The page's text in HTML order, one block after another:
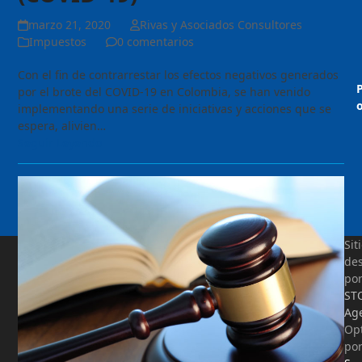
marzo 21, 2020
Rivas y Asociados Consultores
Impuestos
0 comentarios
Con el fin de contrarrestar los efectos negativos generados
por el brote del COVID-19 en Colombia, se han venido
implementando una serie de iniciativas y acciones que se
espera, alivien…
por
por